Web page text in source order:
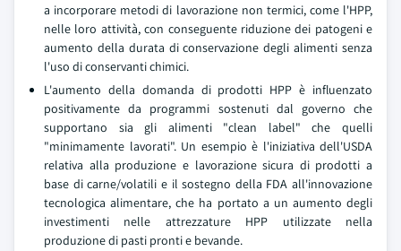
a incorporare metodi di lavorazione non termici, come l'HPP,
nelle loro attività, con conseguente riduzione dei patogeni e
aumento della durata di conservazione degli alimenti senza
l'uso di conservanti chimici.
L'aumento della domanda di prodotti HPP è influenzato
positivamente da programmi sostenuti dal governo che
supportano sia gli alimenti "clean label" che quelli
"minimamente lavorati". Un esempio è l'iniziativa dell'USDA
relativa alla produzione e lavorazione sicura di prodotti a
base di carne/volatili e il sostegno della FDA all'innovazione
tecnologica alimentare, che ha portato a un aumento degli
investimenti nelle attrezzature HPP utilizzate nella
produzione di pasti pronti e bevande.